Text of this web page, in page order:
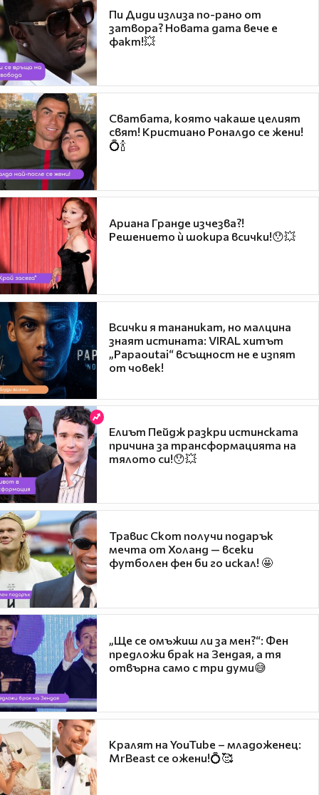
Пи Диди излиза по-рано от
затвора? Новата дата вече е
факт!💥
Сватбата, която чакаше целият
свят! Кристиано Роналдо се жени!
💍🍾
Ариана Гранде изчезва?!
Решението ѝ шокира всички!😯💥
Всички я тананикат, но малцина
знаят истината: VIRAL хитът
„Papaoutai“ всъщност не е изпят
от човек!
Елиът Пейдж разкри истинската
причина за трансформацията на
тялото си!😯💥
Травис Скот получи подарък
мечта от Холанд — всеки
футболен фен би го искал! 🤩
„Ще се омъжиш ли за мен?“: Фен
предложи брак на Зендая, а тя
отвърна само с три думи😅
Кралят на YouTube – младоженец:
MrBeast се ожени!💍🥰